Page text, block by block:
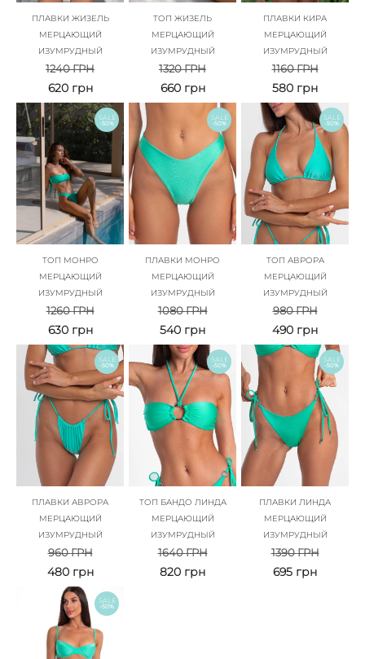
ПЛАВКИ ЖИЗЕЛЬ
МЕРЦАЮЩИЙ
ИЗУМРУДНЫЙ
1240ГРН
620 грн
ТОП ЖИЗЕЛЬ
МЕРЦАЮЩИЙ
ИЗУМРУДНЫЙ
1320ГРН
660 грн
ПЛАВКИ КИРА
МЕРЦАЮЩИЙ
ИЗУМРУДНЫЙ
1160ГРН
580 грн
SALE
-50%
ТОП МОНРО
МЕРЦАЮЩИЙ
ИЗУМРУДНЫЙ
1260ГРН
630 грн
SALE
-50%
ПЛАВКИ МОНРО
МЕРЦАЮЩИЙ
ИЗУМРУДНЫЙ
1080ГРН
540 грн
SALE
-50%
ТОП АВРОРА
МЕРЦАЮЩИЙ
ИЗУМРУДНЫЙ
980ГРН
490 грн
SALE
-50%
ПЛАВКИ АВРОРА
МЕРЦАЮЩИЙ
ИЗУМРУДНЫЙ
960ГРН
480 грн
SALE
-50%
ТОП БАНДО ЛИНДА
МЕРЦАЮЩИЙ
ИЗУМРУДНЫЙ
1640ГРН
820 грн
SALE
-50%
ПЛАВКИ ЛИНДА
МЕРЦАЮЩИЙ
ИЗУМРУДНЫЙ
1390ГРН
695 грн
SALE
-50%